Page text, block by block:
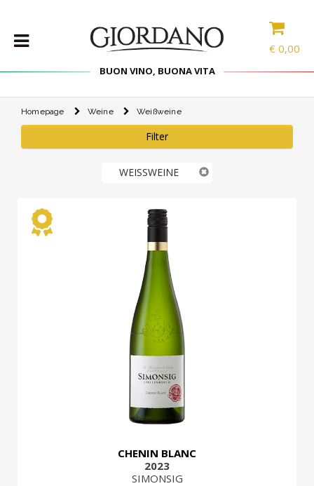
€ 0,00
BUON VINO, BUONA VITA
WEINE
ZUBEHÖR
INTERNATIONALE
Homepage Weine Weißweine
Filter
WEISSWEINE
CHENIN BLANC
2023
SIMONSIG